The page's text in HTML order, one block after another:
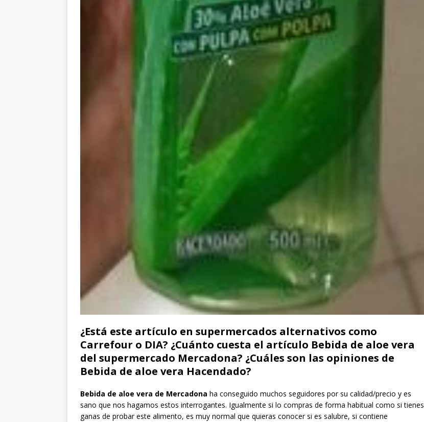
¿Está este artículo en supermercados alternativos como
Carrefour o DIA? ¿Cuánto cuesta el artículo Bebida de aloe vera
del supermercado Mercadona? ¿Cuáles son las opiniones de
Bebida de aloe vera Hacendado?
Bebida de aloe vera de Mercadona ha conseguido muchos seguidores por su calidad/precio y es
sano que nos hagamos estos interrogantes. Igualmente si lo compras de forma habitual como si tienes
ganas de probar este alimento, es muy normal que quieras conocer si es salubre, si contiene